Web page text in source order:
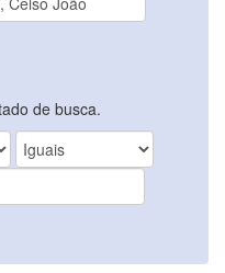
de busca.